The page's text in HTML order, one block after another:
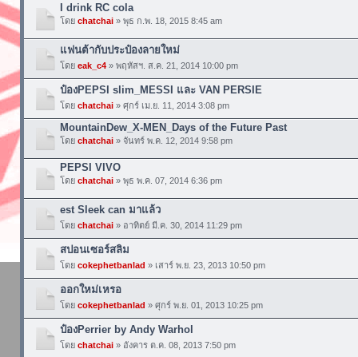
I drink RC cola
โดย chatchai» พุธ ก.พ. 18, 2015 8:45 am
แฟนต้ากับประป๋องลายใหม่
โดย eak_c4» พฤหัสฯ. ส.ค. 21, 2014 10:00 pm
ป๋องPEPSI slim_MESSI และ VAN PERSIE
โดย chatchai» ศุกร์ เม.ย. 11, 2014 3:08 pm
MountainDew_X-MEN_Days of the Future Past
โดย chatchai» จันทร์ พ.ค. 12, 2014 9:58 pm
PEPSI VIVO
โดย chatchai» พุธ พ.ค. 07, 2014 6:36 pm
est Sleek can มาแล้ว
โดย chatchai» อาทิตย์ มี.ค. 30, 2014 11:29 pm
สปอนเซอร์สลิม
โดย cokephetbanlad » เสาร์ พ.ย. 23, 2013 10:50 pm
ออกใหม่เหรอ
โดย cokephetbanlad » ศุกร์ พ.ย. 01, 2013 10:25 pm
ป๋องPerrier by Andy Warhol
โดย chatchai» อังคาร ต.ค. 08, 2013 7:50 pm